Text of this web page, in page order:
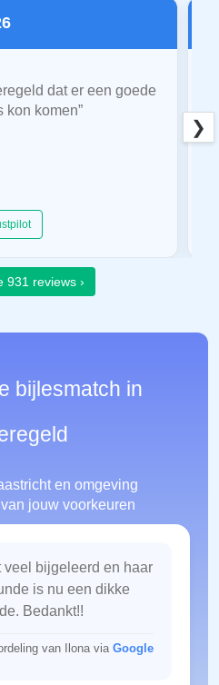
dat er een goede
kon komen”
❯
931 reviews ›
bijlesmatch in
en omgeving
jouw voorkeuren
veel bijgeleerd en haar
is nu een dikke
Bedankt!!
van Ilona via Google